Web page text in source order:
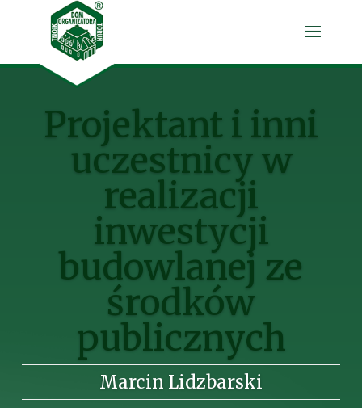
Projektant i inni
uczestnicy w
realizacji
inwestycji
budowlanej ze
środków
publicznych
Marcin Lidzbarski